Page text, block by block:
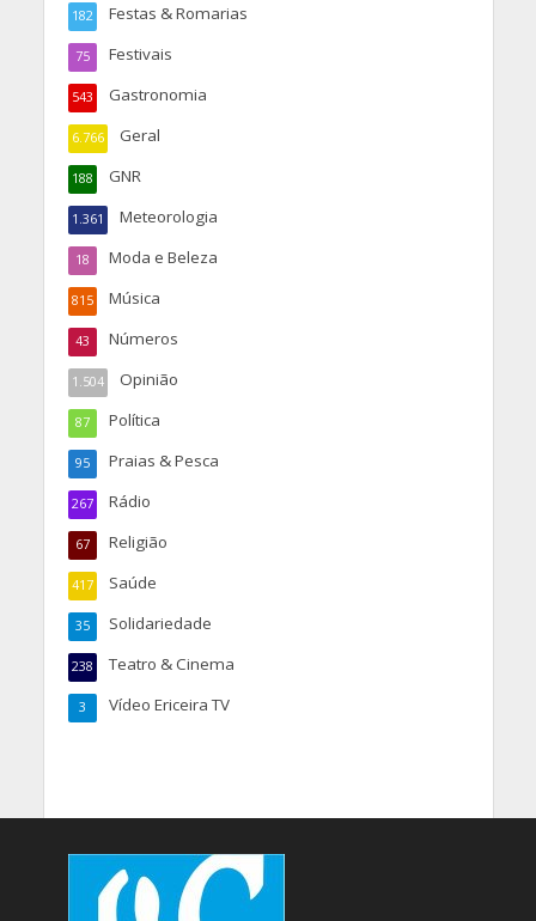
Festas & Romarias
182
Festivais
75
Gastronomia
543
Geral
6.766
GNR
188
Meteorologia
1.361
Moda e Beleza
18
Música
815
Números
43
Opinião
1.504
Política
87
Praias & Pesca
95
Rádio
267
Religião
67
Saúde
417
Solidariedade
35
Teatro & Cinema
238
Vídeo Ericeira TV
3